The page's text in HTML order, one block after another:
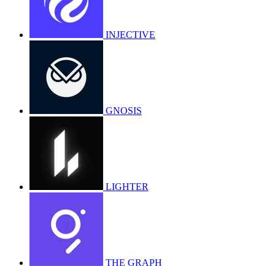
INJECTIVE
GNOSIS
LIGHTER
THE GRAPH